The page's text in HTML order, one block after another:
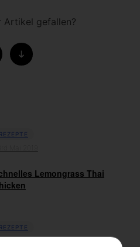
Artikel gefallen?
REZEPTE
Lemongrass Thai
REZEPTE